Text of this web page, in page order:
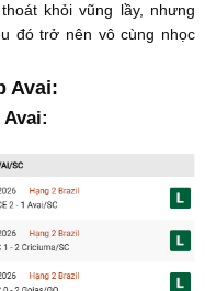
khỏi vũng lầy, nhưng
đó trở nên vô cùng nhọc
Avai: